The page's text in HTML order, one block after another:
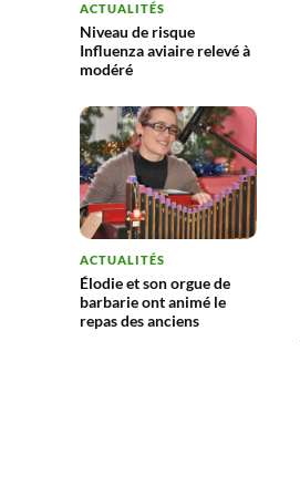
ACTUALITÉS
Niveau de risque
Influenza aviaire relevé à
modéré
ACTUALITÉS
Élodie et son orgue de
barbarie ont animé le
repas des anciens